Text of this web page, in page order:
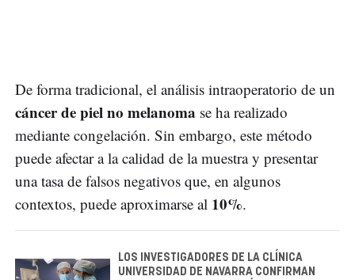
De forma tradicional, el análisis intraoperatorio de un
cáncer de piel no melanoma se ha realizado
mediante congelación. Sin embargo, este método
puede afectar a la calidad de la muestra y presentar
una tasa de falsos negativos que, en algunos
contextos, puede aproximarse al 10%.
LOS INVESTIGADORES DE LA CLÍNICA
UNIVERSIDAD DE NAVARRA CONFIRMAN